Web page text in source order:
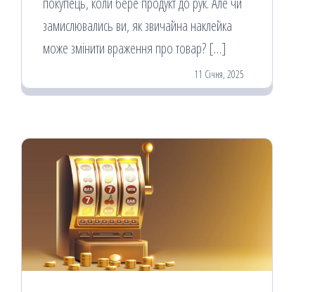
замислювались ви, як звичайна наклейка
може змінити враження про товар? […]
11 Січня, 2025